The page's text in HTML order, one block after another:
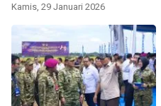
Kamis, 29 Januari 2026